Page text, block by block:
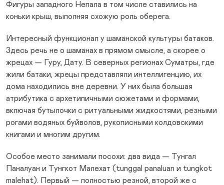
Фигуры западного Непала в том числе ставились на
коньки крыш, выполняя схожую роль оберега.
Интересный функционал у шаманской культуры батаков.
Здесь речь не о шаманах в прямом смысле, а скорее о
жрецах — Гуру, Дату. В северных регионах Суматры, где
жили батаки, жрецы представляли интеллигенцию, их
дома находились вне деревни. У них была большая
атрибутика с архетипичными сюжетами и формами,
включая бутылочки с ритуальными жидкостями, резными
рогами водяных буйволов, рукописными колдовскими
книгами и многим другим.
Особое место занимали посохи: два вида — Тунгал
Паналуан и Тунгкот Малехат (tunggal panaluan и tungkot
malehat). Первый — полностью резной, второй же с